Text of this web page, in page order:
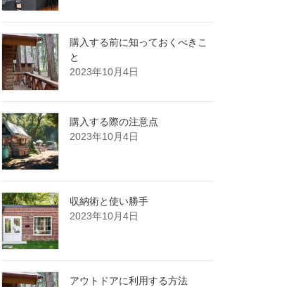
購入する前に知っておくべきこ
と
2023年10月4日
購入する際の注意点
2023年10月4日
収納術と使い勝手
2023年10月4日
アウトドアに利用する方法